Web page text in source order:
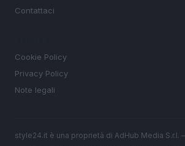
Contattaci
Cookie Policy
Privacy Policy
Note legali
style24.it è una proprietà di AdHub Media S.r.l.